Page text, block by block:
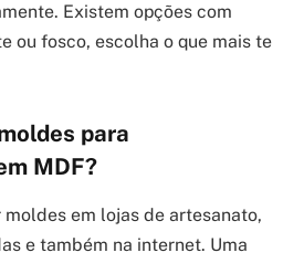
Existem opções com
ou fosco, escolha o que mais te
para
MDF?
em lojas de artesanato,
e também na internet. Uma